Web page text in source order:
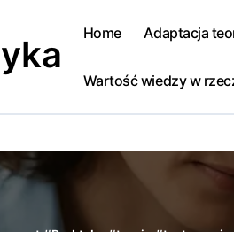
Home Adaptacja
Wartość wiedzy w